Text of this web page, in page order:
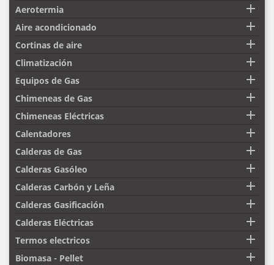
Aerotermia 
Aire acondicionado 
Cortinas de aire 
Climatización 
Equipos de Gas 
Chimeneas de Gas 
Chimeneas Eléctricas 
Calentadores 
Calderas de Gas 
Calderas Gasóleo 
Calderas Carbón y Leña 
Calderas Gasificación 
Calderas Eléctricas 
Termos electricos 
Biomasa - Pellet 